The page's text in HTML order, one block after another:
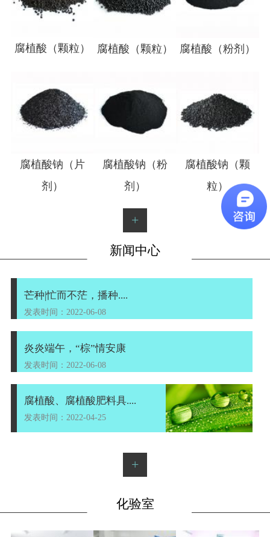
1
腐植酸（颗粒） 腐植酸（颗粒） 腐植酸（粉剂）
腐植酸钠（片
剂）
腐植酸钠（粉
剂）
腐植酸钠（颗
粒）
+
新闻中心
芒种|忙而不茫，播种....
发表时间：2022-06-08
炎炎端午，“棕”情安康
发表时间：2022-06-08
腐植酸、腐植酸肥料具....
发表时间：2022-04-25
+
化验室